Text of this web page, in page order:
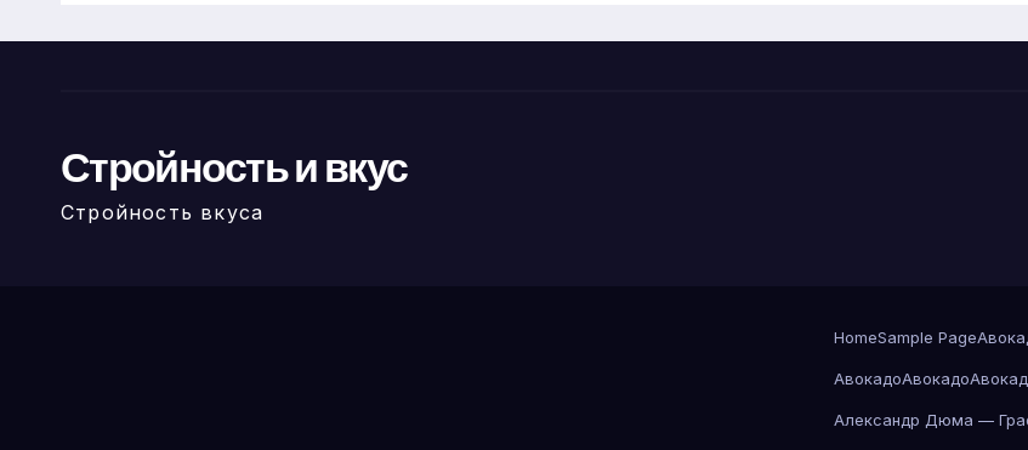
Стройность и вкус
Стройность вкуса
HomeSample Page
АвокадоАвокадо
Александр Дюма —